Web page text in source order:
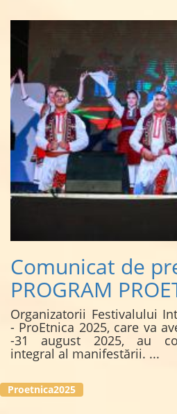
Comunicat de
PROGRAM
Organizatorii Festivalului
- ProEtnica 2025, care va
-31 august 2025, au
integral al manifestării. ...
Proetnica2025